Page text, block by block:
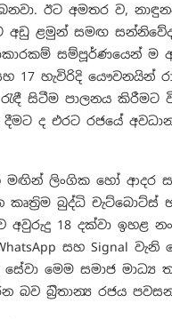
ඊට අමතර ව,
අඩු ළමුන් සමඟ
සම්පූර්ණයෙන් ම
17 හැවිරිදි යෞවනයින්
සිටීම පාලනය කිරීමට
දීමට ද එරට රජයේ
මඟින් ලිංගික හෝ ආදර
බුද්ධි චැට්බොට්ස්
අවුරුදු 18 දක්වා ඉහළ
සහ Signal
මෙම සමාජ මාධ්‍ය
බ්‍රිතාන්‍ය රජය